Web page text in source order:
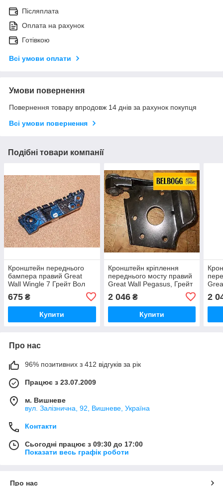
Післяплата
Оплата на рахунок
Готівкою
Всі умови оплати
Умови повернення
Повернення товару впродовж 14 днів за рахунок покупця
Всі умови повернення
Подібні товари компанії
Кронштейн переднього
бампера правий Great
Wall Wingle 7 Грейт Вол
675 ₴
Купити
Кронштейн кріплення
переднього мосту правий
Great Wall Pegasus, Грейт
2 046₴
Купити
2
Про нас
96% позитивних з 412 відгуків за рік
Працює з 23.07.2009
м. Вишневе
вул. Залізнична, 92, Вишневе, Україна
Контакти
Сьогодні працює з 09:30 до 17:00
Показати весь графік роботи
Про нас